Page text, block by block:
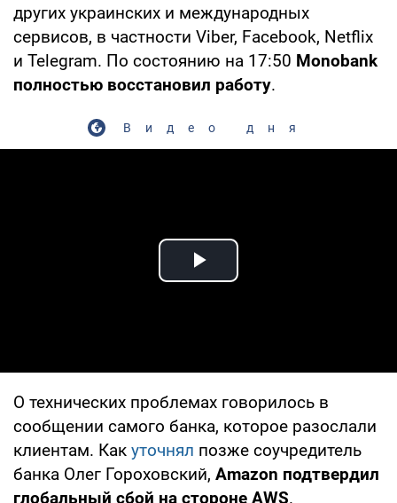
других украинских и международных
сервисов, в частности Viber, Facebook, Netflix
и Telegram. По состоянию на 17:50 Monobank
полностью восстановил работу.
Видео дня
Play Video
О технических проблемах говорилось в
сообщении самого банка, которое разослали
клиентам. Как уточнял позже соучредитель
банка Олег Гороховский, Amazon подтвердил
глобальный сбой на стороне AWS.